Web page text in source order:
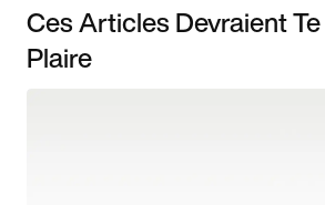
Ces Articles Devraient Te
Plaire